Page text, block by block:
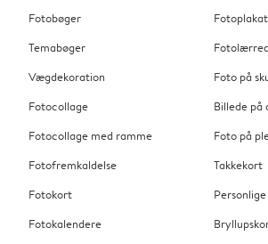
Fotobøger
Temabøger
Vægdekoration
Fotocollage
Fotocollage med ramme
Fotofremkaldelse
Fotokort
Fotokalendere
Fotoplakat
Fotolærred
Foto på
Billede på
Foto på
Takkekort